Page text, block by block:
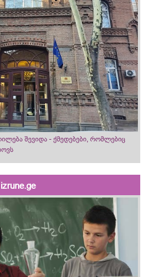
შევიდა - ქმედებები, რომლებიც
izrune.ge